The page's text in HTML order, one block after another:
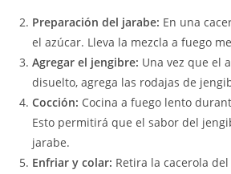
Preparación del jarabe: En una
el azúcar. Lleva la mezcla a fuego
Agregar el jengibre: Una vez que el
disuelto, agrega las rodajas de
Cocción: Cocina a fuego lento
Esto permitirá que el sabor del
jarabe.
Enfriar y colar: Retira la cacerola